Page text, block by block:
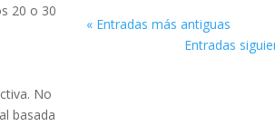
20 o 30
No
basada
« Entradas más antiguas
Entradas